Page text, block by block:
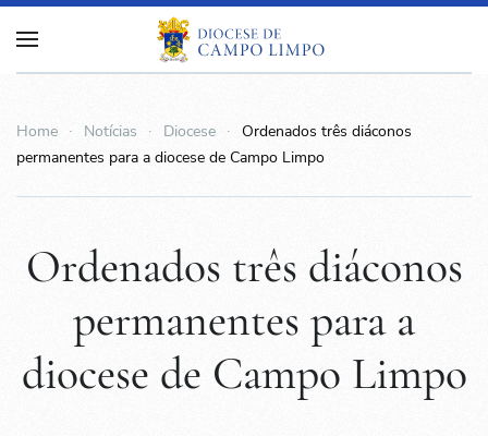
Home Notícias Diocese
Ordenados três diáconos
permanentes para a diocese de Campo Limpo
Ordenados três diáconos
permanentes para a
diocese de Campo Limpo